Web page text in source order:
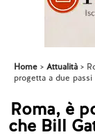
Home Attualità
progetta a due passi
Roma, è
che Bill